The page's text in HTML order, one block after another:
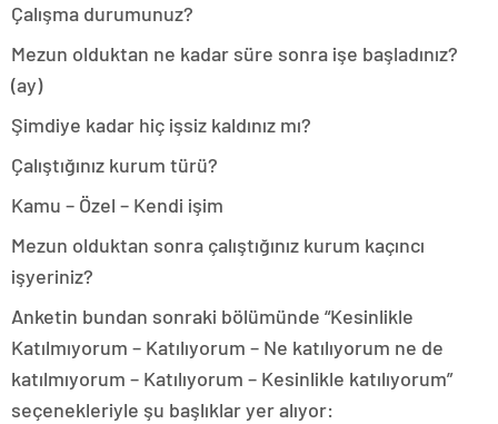
Çalışma durumunuz?
Mezun olduktan ne kadar süre sonra işe başladınız?
(ay)
Şimdiye kadar hiç işsiz kaldınız mı?
Çalıştığınız kurum türü?
Kamu – Özel – Kendi işim
Mezun olduktan sonra çalıştığınız kurum kaçıncı
işyeriniz?
Anketin bundan sonraki bölümünde “Kesinlikle
Katılmıyorum – Katılıyorum – Ne katılıyorum ne de
katılmıyorum – Katılıyorum – Kesinlikle katılıyorum”
seçenekleriyle şu başlıklar yer alıyor: